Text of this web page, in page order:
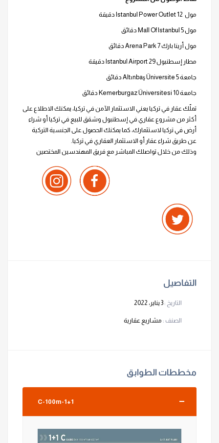
مول Istanbul Power Outlet 12 دقيقة
مول Mall Of Istanbul 5 دقائق
مول أرينا بارك Arena Park 7 دقائق
مطار إسطنبول Istanbul Airport 29 دقيقة
جامعة Altınbaş Üniversite 5 دقائق
جامعة Kemerburgaz Üniversitesi 10 دقائق
تملّك عقار في تركيا يعني الاستثمار الآمن في تركيا، يمكنك الاطلاع على
أكثر من مشروع عقاري في إسطنبول وشقق للبيع في تركيا أو شراء
أرض في تركيا لاستثمارك، كما يمكنك الحصول على الجنسية التركية
عن طريق شراء عقار أو الاستثمار العقاري في تركيا.
وذلك من خلال تواصلك المباشر مع فريق المهندسين المختصين
التفاصيل
التاريخ : 3 يناير، 2022
الصنف : مشاريع عقارية
مخططات الطوابق
1+1-C-100m